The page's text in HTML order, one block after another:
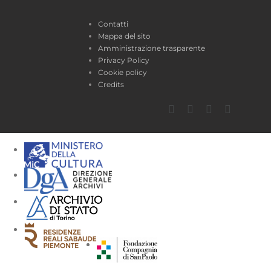
Contatti
Mappa del sito
Amministrazione trasparente
Privacy Policy
Cookie policy
Credits
Facebook
TwitterYouTube